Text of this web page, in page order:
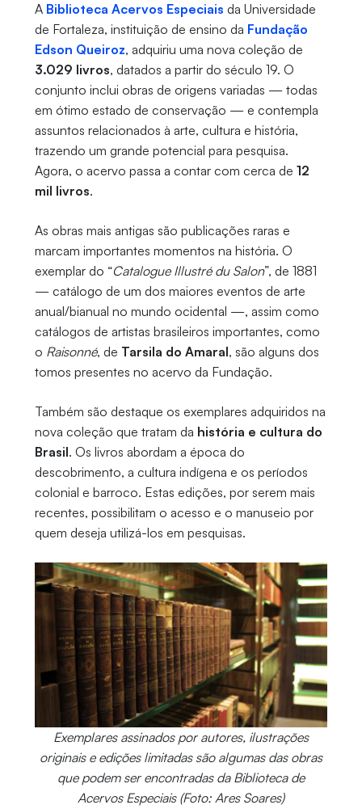
A Biblioteca Acervos Especiais da Universidade
de Fortaleza, instituição de ensino da Fundação
Edson Queiroz, adquiriu uma nova coleção de
3.029 livros, datados a partir do século 19. O
conjunto inclui obras de origens variadas — todas
em ótimo estado de conservação — e contempla
assuntos relacionados à arte, cultura e história,
trazendo um grande potencial para pesquisa.
Agora, o acervo passa a contar com cerca de 12
mil livros.
As obras mais antigas são publicações raras e
marcam importantes momentos na história. O
exemplar do “Catalogue Illustré du Salon”, de 1881
— catálogo de um dos maiores eventos de arte
anual/bianual no mundo ocidental —, assim como
catálogos de artistas brasileiros importantes, como
o Raisonné, de Tarsila do Amaral, são alguns dos
tomos presentes no acervo da Fundação.
Também são destaque os exemplares adquiridos na
nova coleção que tratam da história e cultura do
Brasil. Os livros abordam a época do
descobrimento, a cultura indígena e os períodos
colonial e barroco. Estas edições, por serem mais
recentes, possibilitam o acesso e o manuseio por
quem deseja utilizá-los em pesquisas.
Exemplares assinados por autores, ilustrações
originais e edições limitadas são algumas das obras
que podem ser encontradas da Biblioteca de
Acervos Especiais (Foto: Ares Soares)